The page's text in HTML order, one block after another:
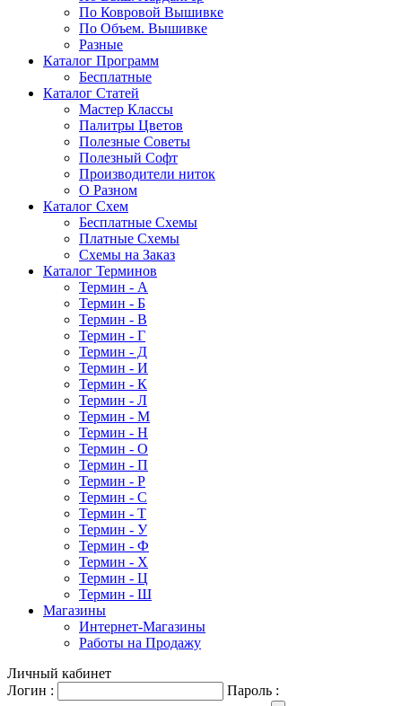
По Ковровой Вышивке
По Объем. Вышивке
Разные
Каталог Программ
Бесплатные
Каталог Статей
Мастер Классы
Палитры Цветов
Полезные Советы
Полезный Софт
Производители ниток
О Разном
Каталог Схем
Бесплатные Схемы
Платные Схемы
Схемы на Заказ
Каталог Терминов
Термин - А
Термин - Б
Термин - В
Термин - Г
Термин - Д
Термин - И
Термин - К
Термин - Л
Термин - М
Термин - Н
Термин - О
Термин - П
Термин - Р
Термин - С
Термин - Т
Термин - У
Термин - Ф
Термин - Х
Термин - Ц
Термин - Ш
Магазины
Интернет-Магазины
Работы на Продажу
Личный кабинет
Логин :
Пароль :